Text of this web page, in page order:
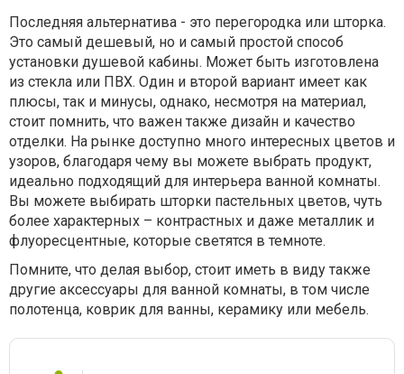
Последняя альтернатива - это перегородка или шторка.
Это самый дешевый, но и самый простой способ
установки душевой кабины. Может быть изготовлена
из стекла или ПВХ. Один и второй вариант имеет как
плюсы, так и минусы, однако, несмотря на материал,
стоит помнить, что важен также дизайн и качество
отделки. На рынке доступно много интересных цветов и
узоров, благодаря чему вы можете выбрать продукт,
идеально подходящий для интерьера ванной комнаты.
Вы можете выбирать шторки пастельных цветов, чуть
более характерных – контрастных и даже металлик и
флуоресцентные, которые светятся в темноте.
Помните, что делая выбор, стоит иметь в виду также
другие аксессуары для ванной комнаты, в том числе
полотенца, коврик для ванны, керамику или мебель.